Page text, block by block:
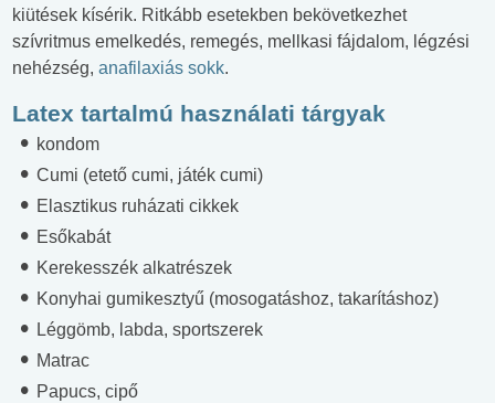
kiütések kísérik. Ritkább esetekben bekövetkezhet
szívritmus emelkedés, remegés, mellkasi fájdalom, légzési
nehézség, anafilaxiás sokk.
Latex tartalmú használati tárgyak
kondom
Cumi (etető cumi, játék cumi)
Elasztikus ruházati cikkek
Esőkabát
Kerekesszék alkatrészek
Konyhai gumikesztyű (mosogatáshoz, takarításhoz)
Léggömb, labda, sportszerek
Matrac
Papucs, cipő